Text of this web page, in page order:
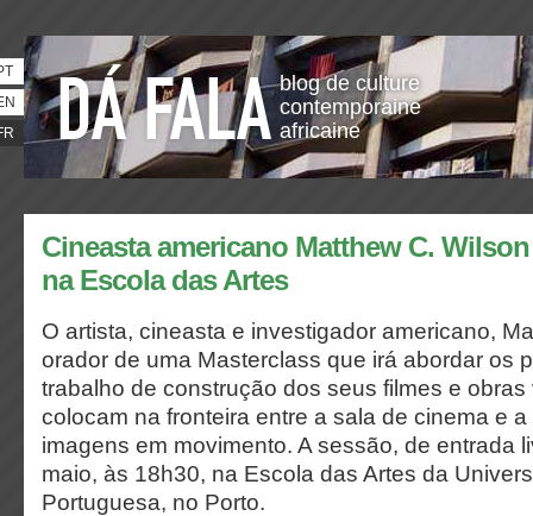
blog de culture
contemporaine
africaine
Cineasta americano Matthew C.
na Escola das Artes
O artista, cineasta e investigador americano,
orador de uma Masterclass que irá abordar os
trabalho de construção dos seus filmes e
colocam na fronteira entre a sala de cinema e
imagens em movimento. A sessão, de entrada
maio, às 18h30, na Escola das Artes da
Portuguesa, no Porto.